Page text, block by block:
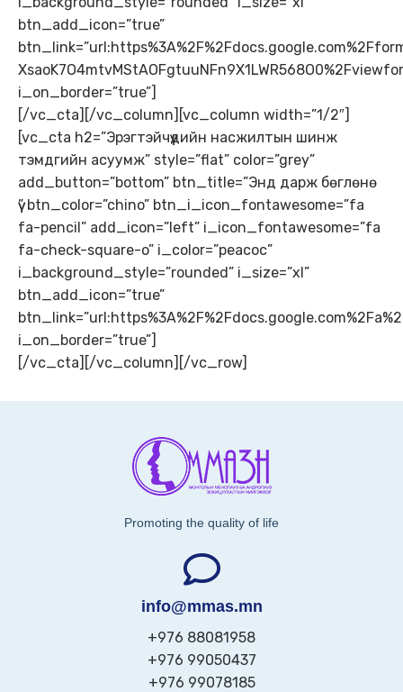
btn_add_icon=”true”
i_on_border=”true”]
[/vc_cta][/vc_column][vc_column width=”1/2″]
[vc_cta h2=”Эрэгтэйчүүдийн насжилтын шинж
тэмдгийн асуумж” style=”flat” color=”grey”
add_button=”bottom” btn_title=”Энд дарж бөглөнө
үү” btn_color=”chino” btn_i_icon_fontawesome=”fa
fa-pencil” add_icon=”left” i_icon_fontawesome=”fa
fa-check-square-o” i_color=”peacoc”
i_background_style=”rounded” i_size=”xl”
btn_add_icon=”true”
i_on_border=”true”]
[/vc_cta][/vc_column][/vc_row]
Promoting the quality of life
info@mmas.mn
+976 88081958
+976 99050437
+976 99078185